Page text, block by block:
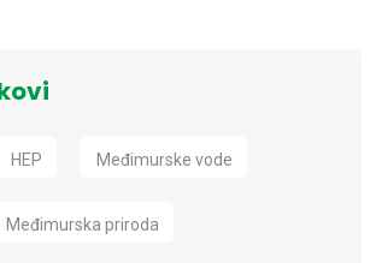
HEP Međimurske vode
Međimurska priroda